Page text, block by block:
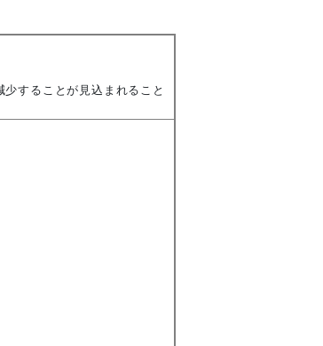
することが見込まれること